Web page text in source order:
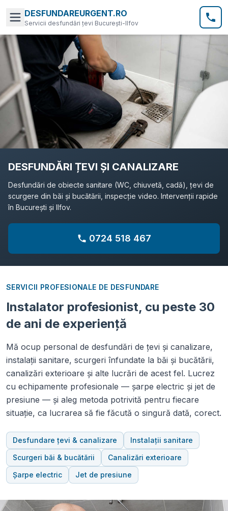
DESFUNDAREURGENT.RO
Servicii desfundări țevi București-Ilfov
DESFUNDĂRI ȚEVI ȘI CANALIZARE
Desfundări de obiecte sanitare (WC, chiuvetă, cadă), țevi de
scurgere din băi și bucătării, inspecție video. Intervenții rapide
în București și Ilfov.
0724 518 467
SERVICII PROFESIONALE DE DESFUNDARE
Instalator profesionist, cu peste 30
de ani de experiență
Mă ocup personal de desfundări de țevi și canalizare,
instalații sanitare, scurgeri înfundate la băi și bucătării,
canalizări exterioare și alte lucrări de acest fel. Lucrez
cu echipamente profesionale — șarpe electric și jet de
presiune — și aleg metoda potrivită pentru fiecare
situație, ca lucrarea să fie făcută o singură dată, corect.
Desfundare țevi & canalizare
Instalații sanitare
Scurgeri băi & bucătării
Canalizări exterioare
Șarpe electric
Jet de presiune